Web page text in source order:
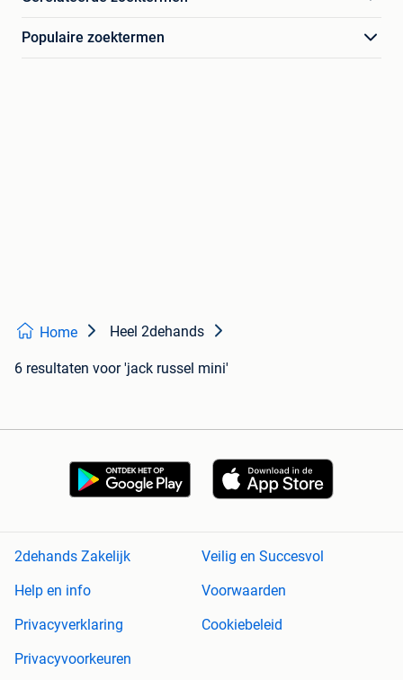
Populaire zoektermen
Home Heel 2dehands
6 resultaten voor 'jack russel mini'
2dehands Zakelijk
Veilig en Succesvol
Help en info
Voorwaarden
Privacyverklaring
Cookiebeleid
Privacyvoorkeuren